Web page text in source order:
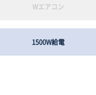
Wエアコン
1500W給電